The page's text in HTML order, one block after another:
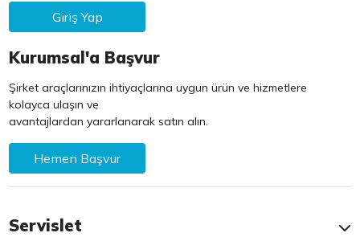
Giriş Yap
Kurumsal'a Başvur
Şirket araçlarınızın ihtiyaçlarına uygun ürün ve hizmetlere
kolayca ulaşın ve
avantajlardan yararlanarak satın alın.
Hemen Başvur
Servislet